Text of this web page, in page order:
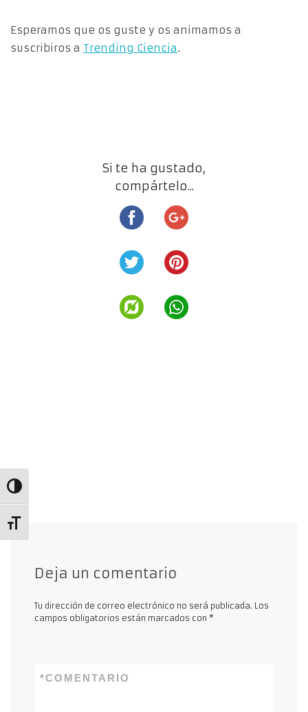
Alternar alto contraste
Alternar tamaño de letra
Esperamos que os guste y os animamos a
suscribiros a Trending Ciencia.
Si te ha gustado,
compártelo...
Deja un comentario
Tu dirección de correo electrónico no será publicada. Los
campos obligatorios están marcados con *
COMENTARIO
*